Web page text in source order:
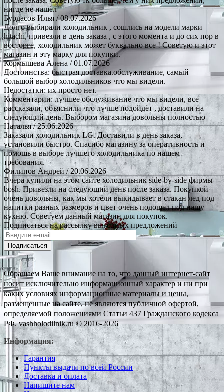
нигде не нашёл
Бурдасов Илья / 08.07.2026
Долго выбирали холодильник , сошлись на модели марки
hitachi, привезли в день заказа , с этого момента и до сих пор в
восторге, холодильник может буквально все ! Советую и этот
магазин и эту марку для покупки.
Кормышева Алена / 01.07.2026
Достоинства: быстрая доставка.обслуживание, самый
большой выбор холодильников что мы видели.
Недостатки: их просто нет.
Комментарии: лучшее обслуживание что мы видели, все
рассказали, объяснили что лучше подойдёт , доставили на
следующий день. Выбором магазина довольны полностью
Наталья/ 25.06.2026
Заказали холодильник LG. Доставили в день заказа,
установили быстро. Спасибо магазину за оперативность и
помощь в выборе лучшего холодильника по нашем
требования.
Филипов Андрей/ 20.06.2026
Вчера купили на этом сайте холодильник side-by-side фирмы
bosh. Привезли на следующий день после заказа. Покупкой
очень довольны, как мы хотели выкидывает в стакан лед под
напитки разных размеров и цвет очень подошел под нашу
кухню. Советуем данный магазин для покупок.
Подписаться на рассылку выгодных предложений
Подписаться
Обращаем Ваше внимание на то, что данный интернет-сайт
носит исключительно информационный характер и ни при
каких условиях информационные материалы и цены,
размещенные на сайте, не являются публичной офертой,
определяемой положениями Статьи 437 Гражданского кодекса
РФ. vashholodilnik.ru © 2016-2026
Информация:
Гарантия
Пункты выдачи по всей России
Доставка и оплата
Напишите нам